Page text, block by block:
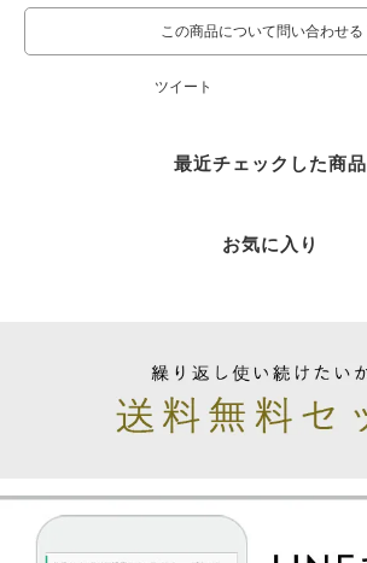
この商品について問い合わせる
ツイート
最近チェックした商品
お気に入り